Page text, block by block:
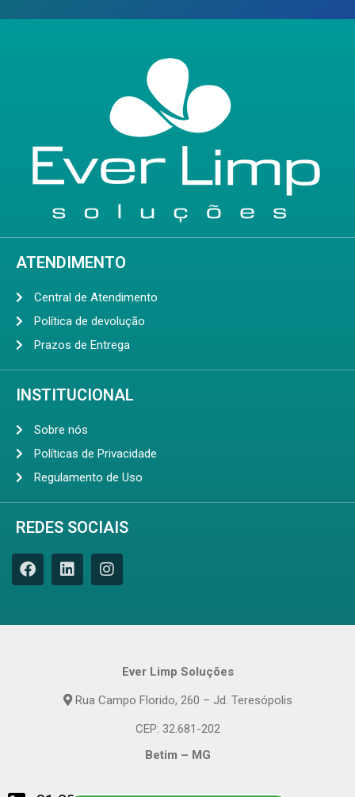
ATENDIMENTO
Central de Atendimento
Política de devolução
Prazos de Entrega
INSTITUCIONAL
Sobre nós
Políticas de Privacidade
Regulamento de Uso
REDES SOCIAIS
Ever Limp Soluções
Rua Campo Florido, 260 – Jd. Teresópolis
CEP: 32.681-202
Betim – MG